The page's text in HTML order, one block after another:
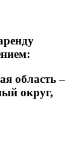
область –
округ,